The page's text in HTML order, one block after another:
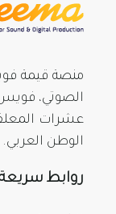
منصة قيمة
الصوتي، فويس
عشرات
الوطن العربي.
روابط